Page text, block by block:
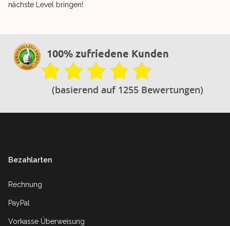
nächste Level bringen!
100% zufriedene Kunden
(basierend auf 1255 Bewertungen)
Bezahlarten
Rechnung
PayPal
Vorkasse Überweisung